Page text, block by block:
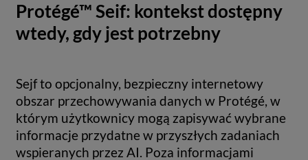
Protégé™ Seif: kontekst dostępny
wtedy, gdy jest potrzebny
Sejf to opcjonalny, bezpieczny internetowy
obszar przechowywania danych w Protégé, w
którym użytkownicy mogą zapisywać wybrane
informacje przydatne w przyszłych zadaniach
wspieranych przez AI. Poza informacjami